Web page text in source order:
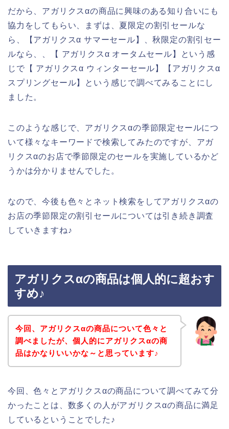
だから、アガリクスαの商品に興味のある知り合いにも
協力をしてもらい、まずは、夏限定の割引セールな
ら、【アガリクスα サマーセール】、秋限定の割引セー
ルなら、、【 アガリクスα オータムセール】という感
じで【 アガリクスα ウィンターセール】【アガリクスα
スプリングセール】という感じで調べてみることにし
ました。
このような感じで、アガリクスαの季節限定セールにつ
いて様々なキーワードで検索してみたのですが、アガ
リクスαのお店で季節限定のセールを実施しているかど
うかは分かりませんでした。
なので、今後も色々とネット検索をしてアガリクスαの
お店の季節限定の割引セールについては引き続き調査
していきますね♪
アガリクスαの商品は個人的に超おす
すめ♪
今回、アガリクスαの商品について色々と
調べましたが、個人的にアガリクスαの商
品はかなりいいかな～と思っています♪
今回、色々とアガリクスαの商品について調べてみて分
かったことは、数多くの人がアガリクスαの商品に満足
しているということでした♪